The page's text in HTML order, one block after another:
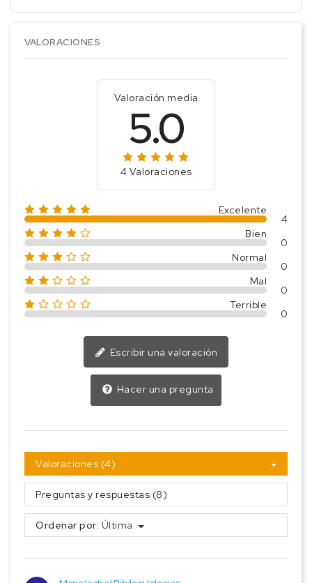
VALORACIONES
Valoración media
5.0
4 Valoraciones
Excelente
4
Bien
0
Normal
0
Mal
0
Terrible
0
Escribir una valoración
Hacer una pregunta
Valoraciones (4)
Preguntas y respuestas (8)
Ordenar por: Última